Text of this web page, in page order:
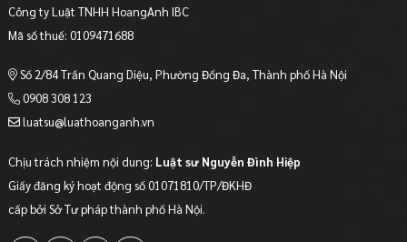
Công ty Luật TNHH HoangAnh IBC
Mã số thuế: 0109471688
Số 2/84 Trần Quang Diệu, Phường Đống Đa, Thành phố Hà Nội
0908 308 123
luatsu@luathoanganh.vn
Chịu trách nhiệm nội dung: Luật sư Nguyễn Đình Hiệp
Giấy đăng ký hoạt động số 01071810/TP/ĐKHĐ
cấp bởi Sở Tư pháp thành phố Hà Nội.